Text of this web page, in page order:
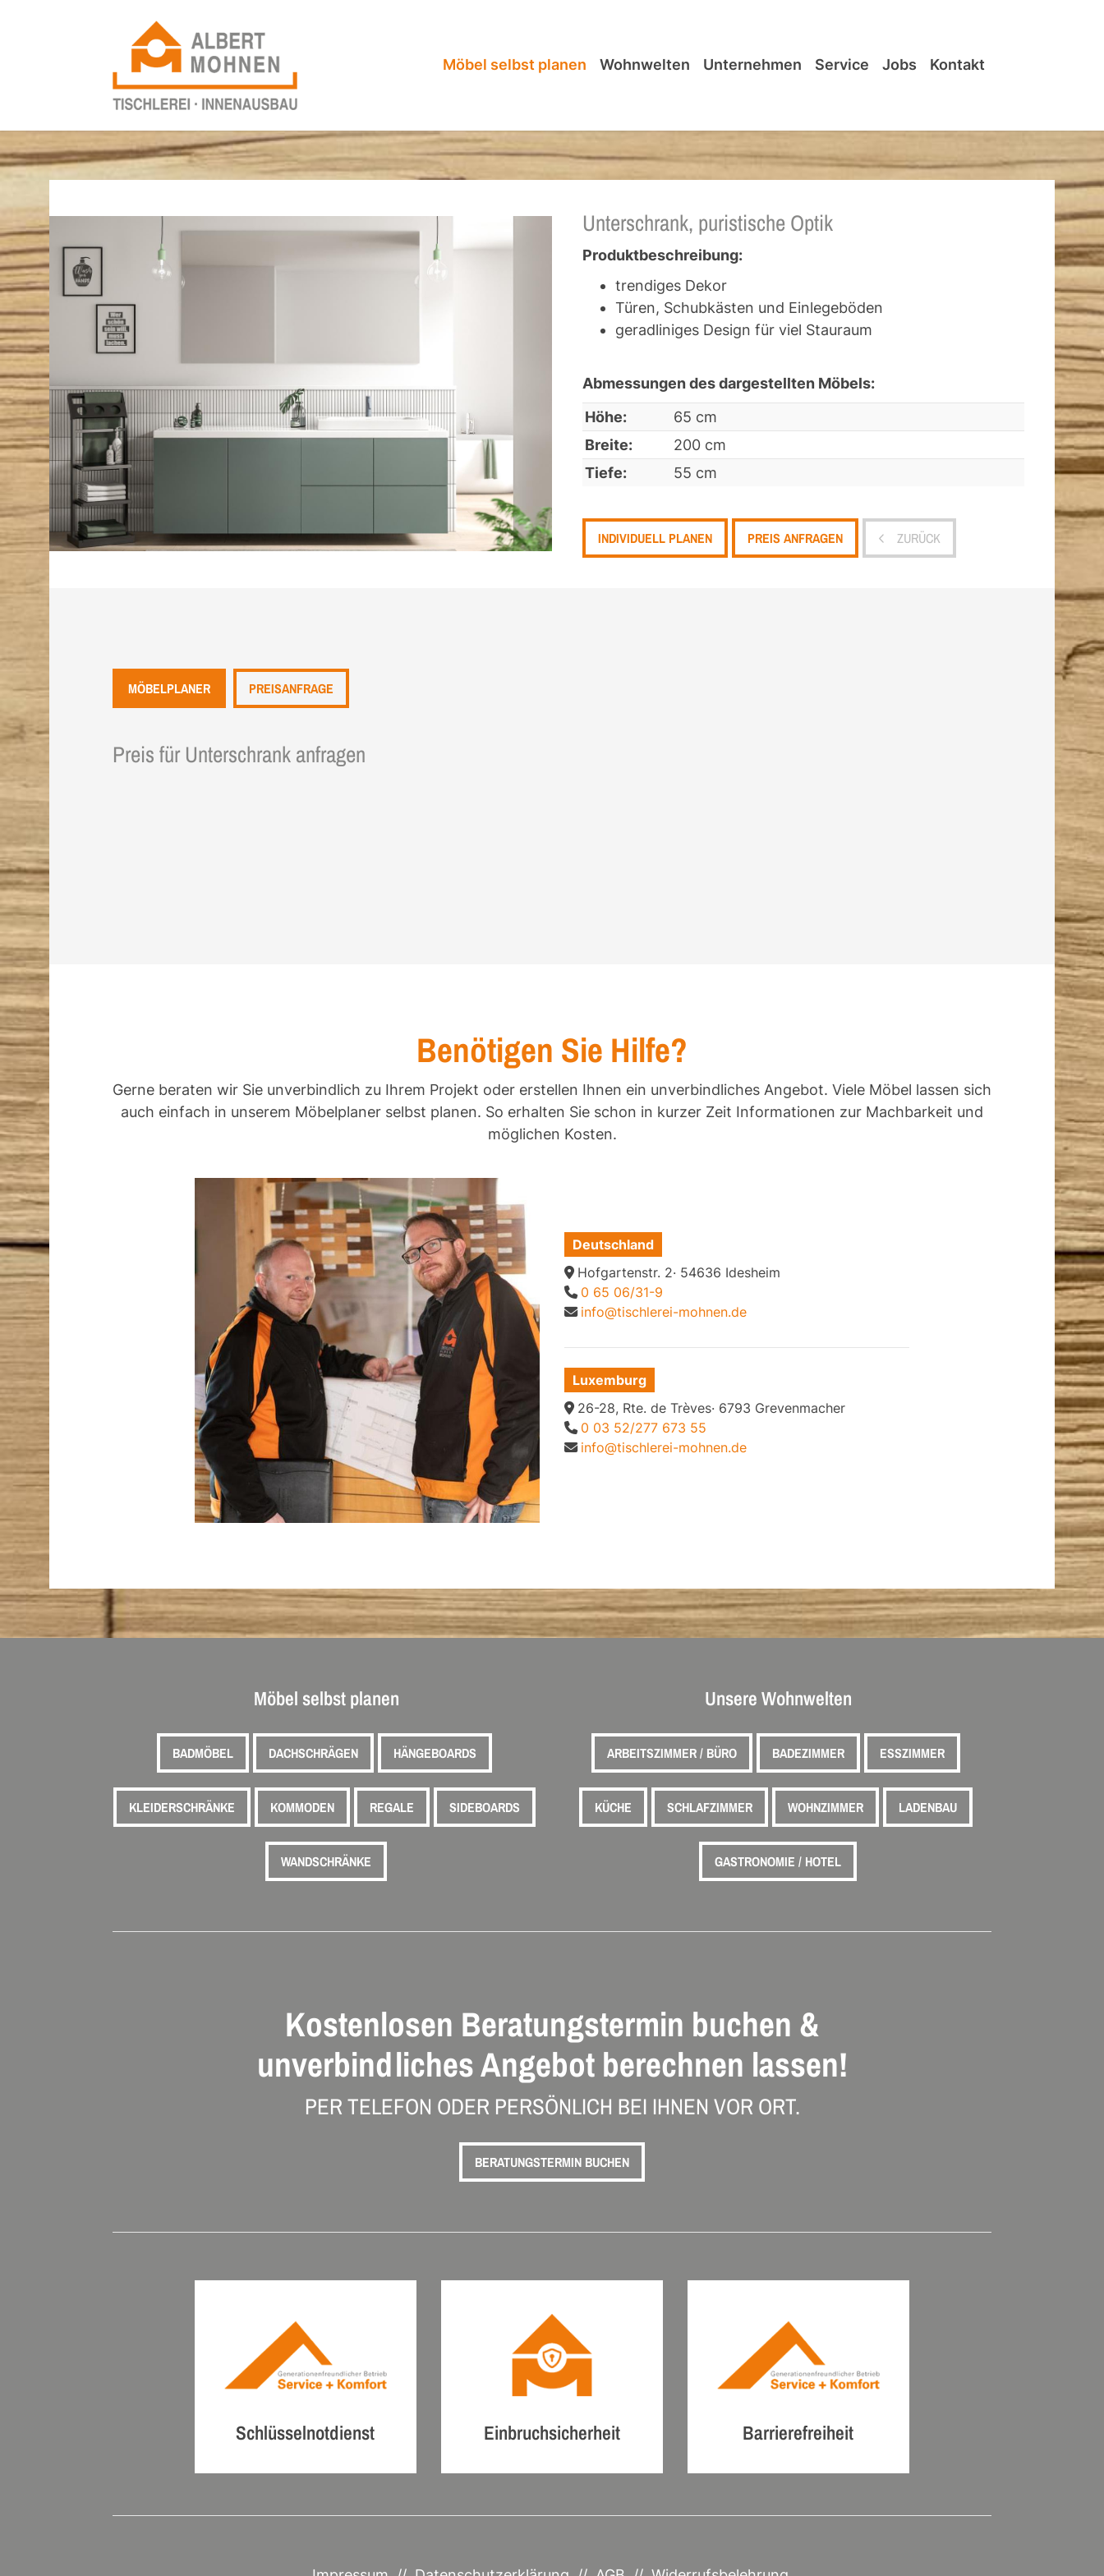
Möbel selbst planen Wohnwelten Unternehmen Service Jobs Kontakt
Unterschrank, puristische Optik
Produktbeschreibung:
trendiges Dekor
Türen, Schubkästen und Einlegeböden
geradliniges Design für viel Stauraum
Abmessungen des dargestellten Möbels:
Höhe:
65 cm
Breite:
200 cm
Tiefe:
55 cm
INDIVIDUELL PLANEN PREIS ANFRAGEN ZURÜCK
MÖBELPLANER PREISANFRAGE
Preis für Unterschrank anfragen
Benötigen Sie Hilfe?
Gerne beraten wir Sie unverbindlich zu Ihrem Projekt oder erstellen Ihnen ein unverbindliches Angebot. Viele Möbel lassen sich
auch einfach in unserem Möbelplaner selbst planen. So erhalten Sie schon in kurzer Zeit Informationen zur Machbarkeit und
möglichen Kosten.
Deutschland
Hofgartenstr. 2· 54636 Idesheim
0 65 06/31-9
info@tischlerei-mohnen.de
Luxemburg
26-28, Rte. de Trèves· 6793 Grevenmacher
0 03 52/277 673 55
info@tischlerei-mohnen.de
Möbel selbst planen
BADMÖBEL DACHSCHRÄGEN HÄNGEBOARDS
KLEIDERSCHRÄNKE KOMMODEN REGALE SIDEBOARDS
WANDSCHRÄNKE
Unsere Wohnwelten
ARBEITSZIMMER / BÜRO BADEZIMMER ESSZIMMER
KÜCHE SCHLAFZIMMER WOHNZIMMER LADENBAU
GASTRONOMIE / HOTEL
Kostenlosen Beratungstermin buchen &
unverbindliches Angebot berechnen lassen!
PER TELEFON ODER PERSÖNLICH BEI IHNEN VOR ORT.
BERATUNGSTERMIN BUCHEN
Schlüsselnotdienst Einbruchsicherheit Barrierefreiheit